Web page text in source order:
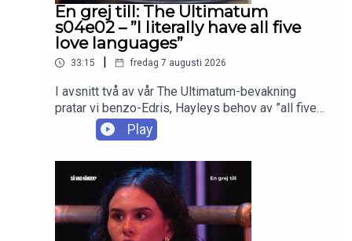
En grej till: The Ultimatum
s04e02 – ”I literally have all five
love languages”
33:15 | fredag 7 augusti 2026
I avsnitt två av vår The Ultimatum-bevakning
pratar vi benzo-Edris, Hayleys behov av ”all five
love languages”, att charmas av folks påståenden
om sig själva, Killians mopsutseende, Davids jag-
sover-på-sidan-närmast-dörren-move, Jebins
icke-game, creepy åldersskillnader + mycket mer.
Play